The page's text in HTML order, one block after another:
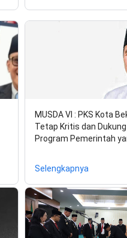
MUSDA VI : PKS Kota
Tetap Kritis dan Dukung
Program Pemerintah
Selengkapnya